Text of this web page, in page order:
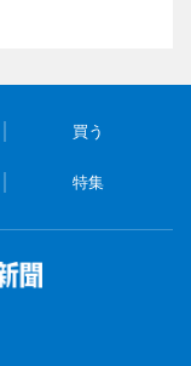
買う
特集